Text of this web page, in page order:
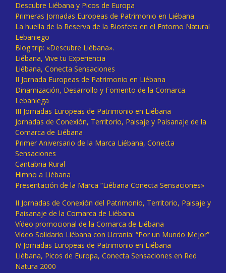
Descubre Liébana y Picos de Europa
Primeras Jornadas Europeas de Patrimonio en Liébana
La huella de la Reserva de la Biosfera en el Entorno Natural
Lebaniego
Blog trip: «Descubre Liébana».
Liébana, Vive tu Experiencia
Liébana, Conecta Sensaciones
II Jornada Europeas de Patrimonio en Liébana
Dinamización, Desarrollo y Fomento de la Comarca
Lebaniega
III Jornadas Europeas de Patrimonio en Liébana
Jornadas de Conexión, Territorio, Paisaje y Paisanaje de la
Comarca de Liébana
Primer Aniversario de la Marca Liébana, Conecta
Sensaciones
Cantabria Rural
Himno a Liébana
Presentación de la Marca “Liébana Conecta Sensaciones»
II Jornadas de Conexión del Patrimonio, Territorio, Paisaje y
Paisanaje de la Comarca de Liébana.
Vídeo promocional de la Comarca de Liébana
Vídeo Solidario Liébana con Ucrania: “Por un Mundo Mejor”
IV Jornadas Europeas de Patrimonio en Liébana
Liébana, Picos de Europa, Conecta Sensaciones en Red
Natura 2000